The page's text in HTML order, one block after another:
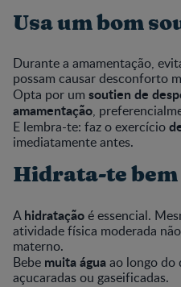
Usa um bom
Durante a amamentação,
possam causar desconforto
Opta por um soutien de
amamentação,
E lembra-te: faz o exercício
imediatamente antes.
Hidrata-te bem
Ahidrataçãoé essencial.
atividade física moderada
materno.
Bebe muita águaao longo do
açucaradas ou gaseificadas.